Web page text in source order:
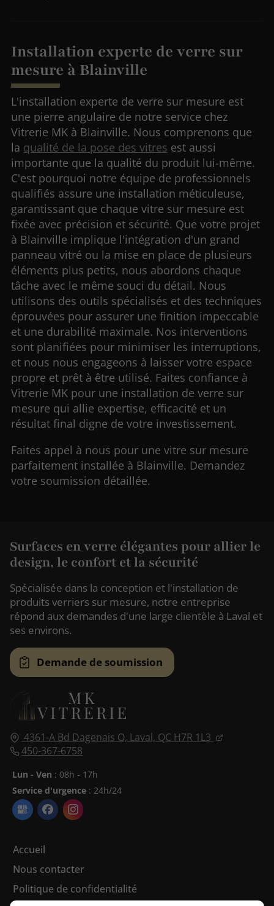
Installation experte de verre sur
mesure à Blainville
L'installation experte de verre sur mesure est
une pierre angulaire de notre service chez
Vitrerie MK à Blainville. Nous comprenons que
la qualité de la pose des vitres est aussi
importante que la qualité du produit lui-même.
C'est pourquoi notre équipe de professionnels
qualifiés assure une installation méticuleuse,
garantissant que chaque vitre sur mesure est
fixée avec précision et sécurité. Que votre projet
à Blainville implique l'intégration d'un grand
panneau vitré ou la mise en place de plusieurs
éléments plus petits, nous abordons chaque
tâche avec le même souci du détail. Nous
utilisons des outils spécialisés et des techniques
éprouvées pour assurer une finition impeccable
et une durabilité maximale. Nos interventions
sont planifiées pour minimiser les interruptions,
et nous nous engageons à laisser votre espace
propre et prêt à être utilisé. Faites confiance à
Vitrerie MK pour une installation de verre sur
mesure qui allie expertise, efficacité et un
résultat final digne de votre investissement.
Faites appel à nous pour une vitre sur mesure
parfaitement installée à Blainville. Demandez
votre soumission détaillée.
4361-A Bd Dagenais O, Laval, QC H7R 1L3
450-367-6758
Lun - Ven : 08h - 17h
Service d'urgence : 24h/24
Accueil
Nous contacter
Politique de confidentialité
Surfaces en verre élégantes pour allier le
design, le confort et la sécurité
Spécialisée dans la conception et l'installation de
produits verriers sur mesure, notre entreprise
répond aux demandes d'une large clientèle à Laval et
ses environs.
Demande de soumission